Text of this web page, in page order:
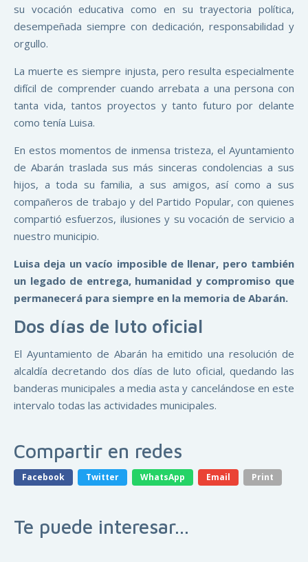
su vocación educativa como en su trayectoria política,
desempeñada siempre con dedicación, responsabilidad y
orgullo.
La muerte es siempre injusta, pero resulta especialmente
difícil de comprender cuando arrebata a una persona con
tanta vida, tantos proyectos y tanto futuro por delante
como tenía Luisa.
En estos momentos de inmensa tristeza, el Ayuntamiento
de Abarán traslada sus más sinceras condolencias a sus
hijos, a toda su familia, a sus amigos, así como a sus
compañeros de trabajo y del Partido Popular, con quienes
compartió esfuerzos, ilusiones y su vocación de servicio a
nuestro municipio.
Luisa deja un vacío imposible de llenar, pero también
un legado de entrega, humanidad y compromiso que
permanecerá para siempre en la memoria de Abarán.
Dos días de luto oficial
El Ayuntamiento de Abarán ha emitido una resolución de
alcaldía decretando dos días de luto oficial, quedando las
banderas municipales a media asta y cancelándose en este
intervalo todas las actividades municipales.
Compartir en redes
Facebook Twitter WhatsApp Email Print
Te puede interesar...